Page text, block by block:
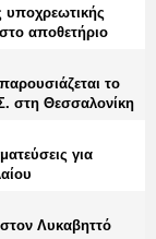
υποχρεωτικής
αποθετήριο
το
στη Θεσσαλονίκη
για
Λυκαβηττό